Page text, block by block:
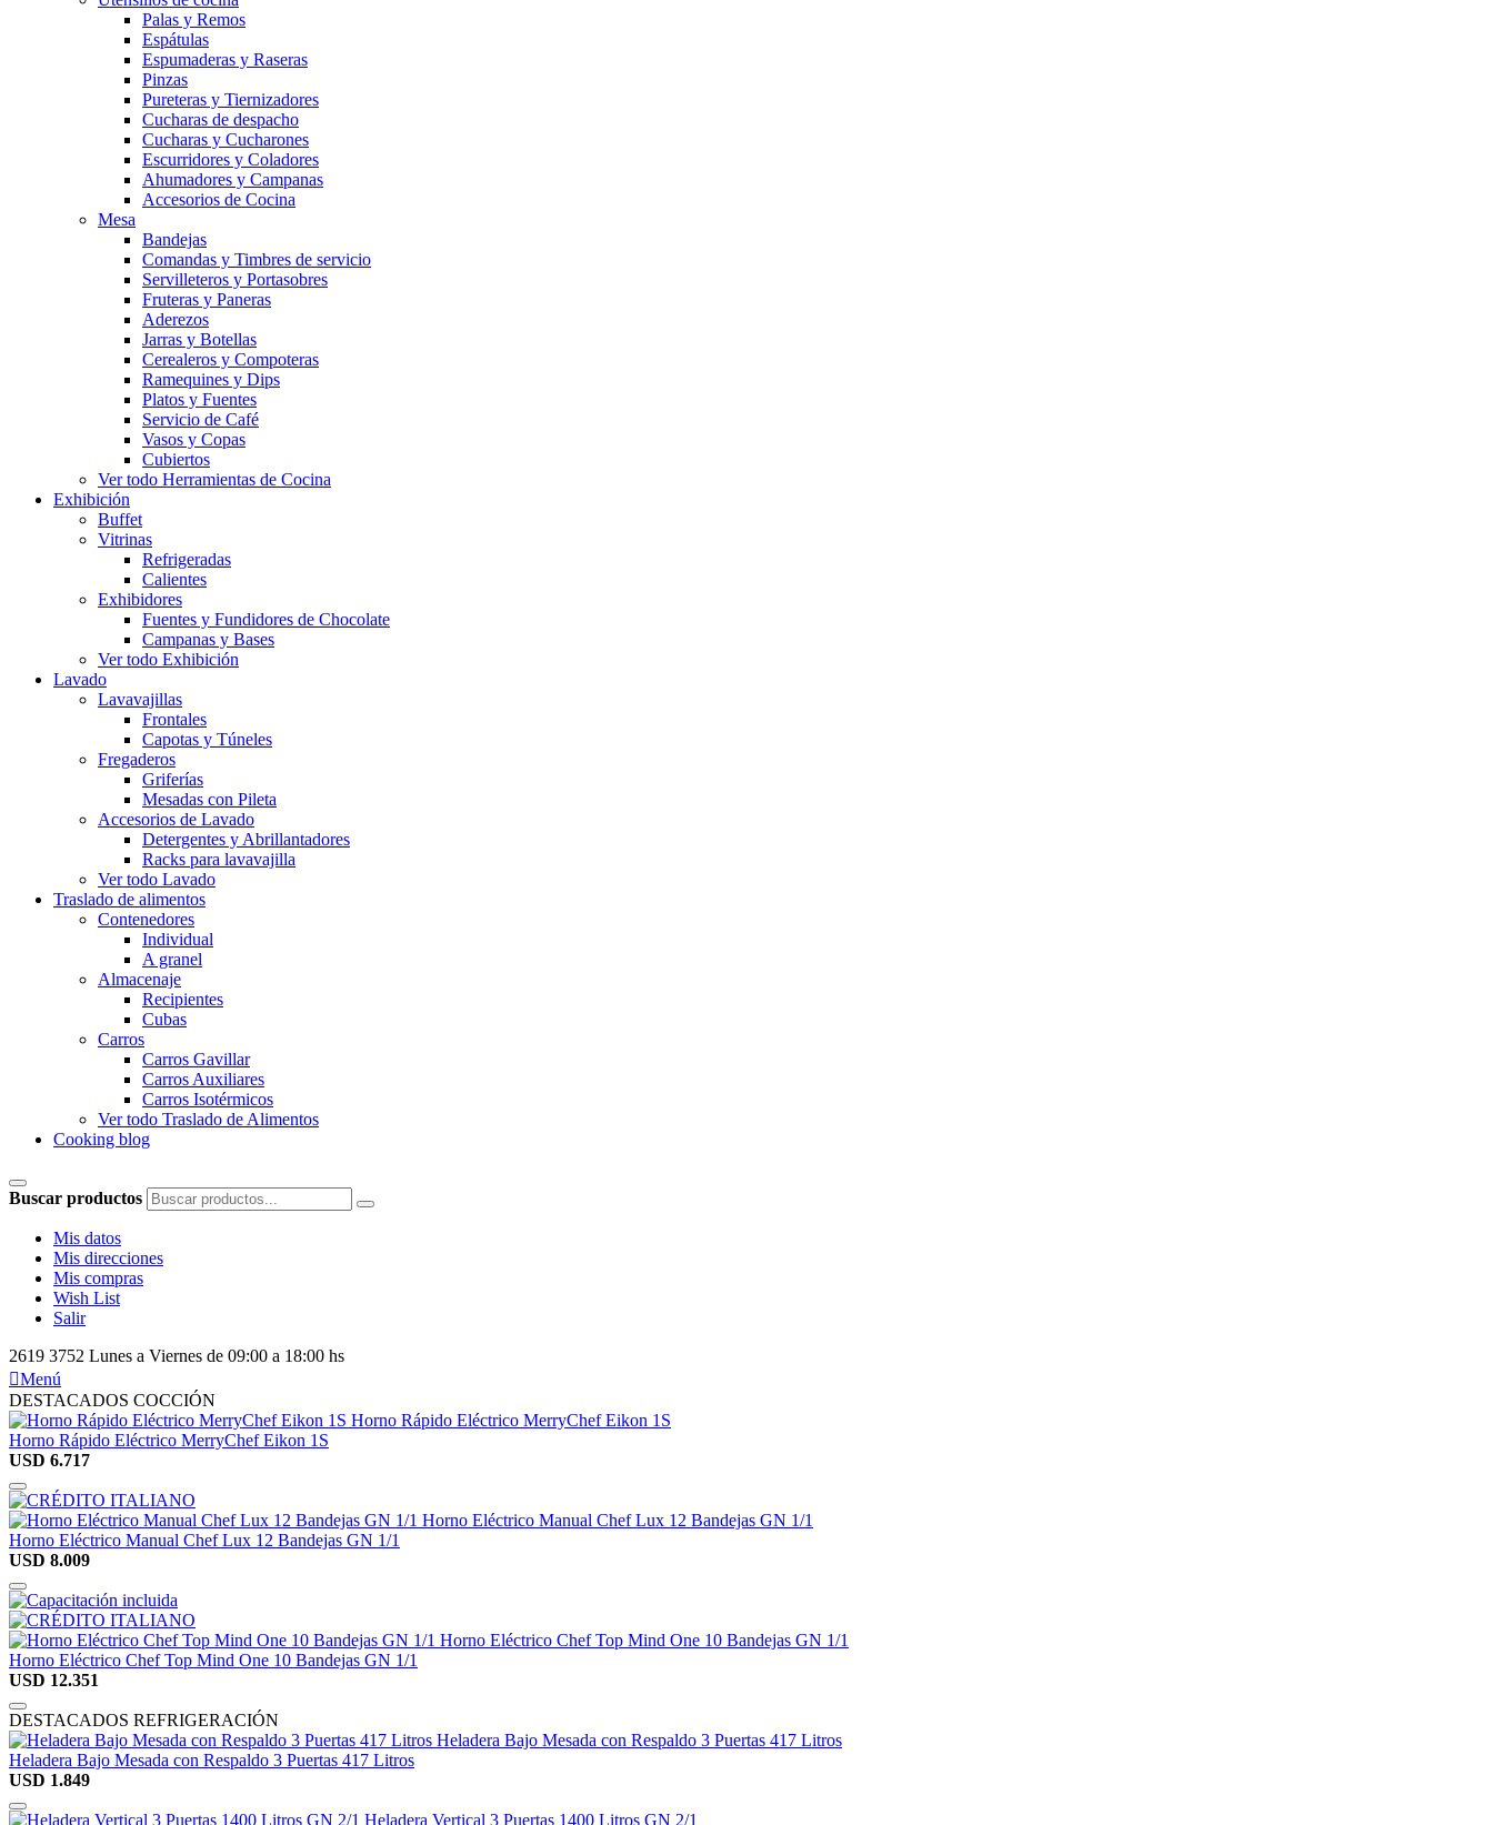
Palas y Remos
Espátulas
Espumaderas y Raseras
Pinzas
Pureteras y Tiernizadores
Cucharas de despacho
Cucharas y Cucharones
Escurridores y Coladores
Ahumadores y Campanas
Accesorios de Cocina
Mesa
Bandejas
Comandas y Timbres de servicio
Servilleteros y Portasobres
Fruteras y Paneras
Aderezos
Jarras y Botellas
Cerealeros y Compoteras
Ramequines y Dips
Platos y Fuentes
Servicio de Café
Vasos y Copas
Cubiertos
Ver todo Herramientas de Cocina
Exhibición
Buffet
Vitrinas
Refrigeradas
Calientes
Exhibidores
Fuentes y Fundidores de Chocolate
Campanas y Bases
Ver todo Exhibición
Lavado
Lavavajillas
Frontales
Capotas y Túneles
Fregaderos
Griferías
Mesadas con Pileta
Accesorios de Lavado
Detergentes y Abrillantadores
Racks para lavavajilla
Ver todo Lavado
Traslado de alimentos
Contenedores
Individual
A granel
Almacenaje
Recipientes
Cubas
Carros
Carros Gavillar
Carros Auxiliares
Carros Isotérmicos
Ver todo Traslado de Alimentos
Cooking blog
Buscar productos
Mis datos
Mis direcciones
Mis compras
Wish List
Salir
2619 3752 Lunes a Viernes de 09:00 a 18:00 hs
Menú
DESTACADOS COCCIÓN
Horno Rápido Eléctrico MerryChef Eikon 1S
USD 6.717
Horno Eléctrico Manual Chef Lux 12 Bandejas GN 1/1
USD 8.009
Horno Eléctrico Chef Top Mind One 10 Bandejas GN 1/1
USD 12.351
DESTACADOS REFRIGERACIÓN
Heladera Bajo Mesada con Respaldo 3 Puertas 417 Litros
USD 1.849